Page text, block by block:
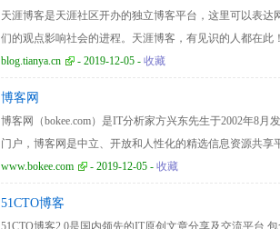
天涯博客是天涯社区开办的独立博客平台，这里可以表
们的观点影响社会的进程。天涯博客，有见识的人都在此
blog.tianya.cn
- 2019-12-05 - 收藏
博客网
博客网（bokee.com）是IT分析家方兴东先生于2002年8
门户，博客网是中立、开放和人性化的精选信息资源共享
www.bokee.com
- 2019-12-05 - 收藏
51CTO博客
51CTO博客2.0是国内领先的IT原创文章分享及交流平台,